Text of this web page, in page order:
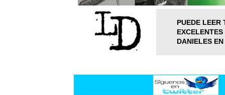
PUEDE LEER
DANIELES